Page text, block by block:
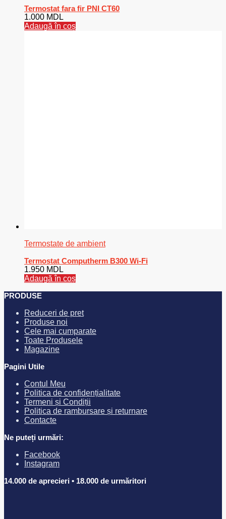
Termostat fara fir PNI CT60
1.000 MDL
Adaugă în coș
Termostate de ambient
Termostat Computherm B300 Wi-Fi
1.950 MDL
Adaugă în coș
PRODUSE
Reduceri de pret
Produse noi
Cele mai cumparate
Toate Produsele
Magazine
Pagini Utile
Contul Meu
Politica de confidențialitate
Termeni și Condiții
Politica de rambursare și returnare
Contacte
Ne puteți urmări:
Facebook
Instagram
14.000 de aprecieri • 18.000 de urmăritori